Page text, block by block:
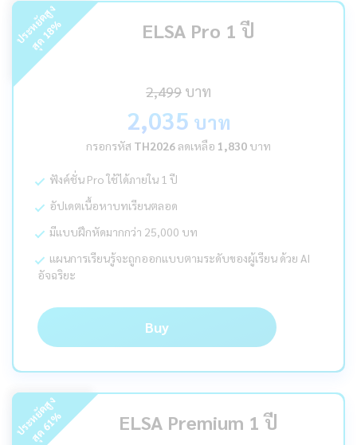
ป
ร
ะ
ห
ยั
ด
สู
ง
สุ
ด
18
% ELSA Pro 1 ปี
2,499 บาท
2,035 บาท
กรอกรหัส TH2026ลดเหลือ 1,830 บาท
ฟังค์ชั่น Pro ใช้ได้ภายใน 1 ปี
อัปเดตเนื้อหาบทเรียนตลอด
มีแบบฝึกหัดมากกว่า 25,000 บท
แผนการเรียนรู้จะถูกออกแบบตามระดับของผู้เรียน ด้วย AI
อัจฉริยะ
Buy
ป
ร
ะ
ห
ยั
ด
สู
ง
สุ
ด
61
% ELSA Premium 1 ปี